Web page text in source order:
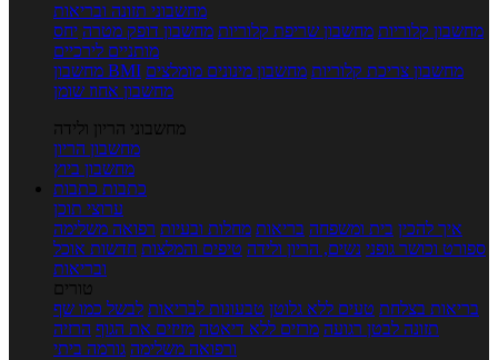
מחשבוני תזונה ובריאות
מחשבון קלוריות מחשבון שריפת קלוריות מחשבון דופק מטרה יחס
מותניים לירכיים
מחשבון BMI
מחשבון צריכת קלוריות מחשבון מינונים מומלצים
מחשבון אחוז שומן
מחשבוני הריון ולידה
מחשבון הריון
מחשבון ביוץ
כתבות כתבות
ערוצי תוכן
איך להכין בית ומשפחה בריאות מחלות ובעיות רפואה משלימה
ספורט וכושר גופני נשים, הריון ולידה טיפים והמלצות חדשות אוכל
ובריאות
טורים
בריאות בצלחת טעים ללא גלוטן טבעונות לבריאות לבשל כמו שף
תזונה לבטן רגועה מרזים ללא דיאטה מזיזים את הגוף הרזיה
ורפואה משלימה גורמה ביתי